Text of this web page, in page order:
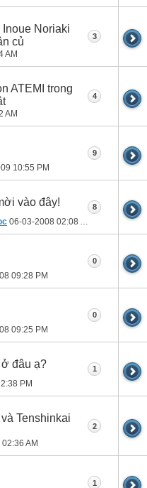
Noriaki
củ
AM
3
ATEMI trong
AM
4
10:55 PM
9
vào đây!
06-03-2008 02:08 AM
8
09:28 PM
0
09:25 PM
0
đâu ạ?
PM
1
Tenshinkai
02:36 AM
2
1